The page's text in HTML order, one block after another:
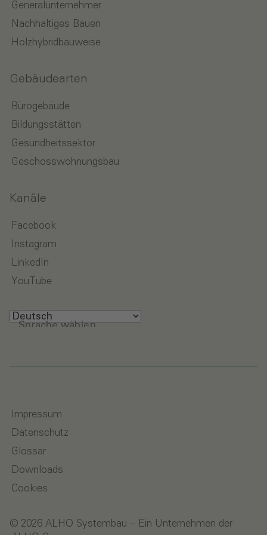
Generalunternehmer
Nachhaltiges Bauen
Holzhybridbauweise
Gebäudearten
Bürogebäude
Bildungsstätten
Gesundheitssektor
Geschosswohnungsbau
Kanäle
Facebook
Instagram
LinkedIn
YouTube
Sprache wählen
Impressum
Datenschutz
Glossar
Downloads
Cookies
© 2026 ALHO Systembau – Ein Unternehmen der